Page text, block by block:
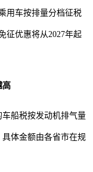
用车按排量分档征税
征优惠将从2027年起
高
船税按发动机排气量
体金额由各省市在规